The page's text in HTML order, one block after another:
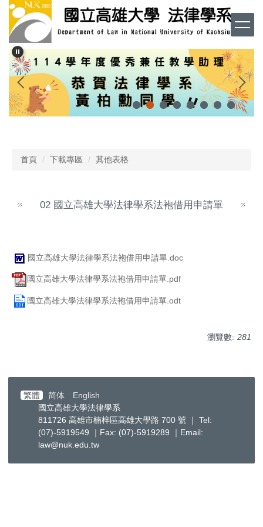
跳
主
要
內
容
首頁 下載專區 其他表格
02 國立高雄大學法律學系法袍借用申請單
國立高雄大學法律學系法袍借用申請單.doc
國立高雄大學法律學系法袍借用申請單.pdf
國立高雄大學法律學系法袍借用申請單.odt
瀏覽數: 281
繁體 简体
English
國立高雄大學法律學系
811726 高雄市楠梓區高雄大學路 700 號 ｜ Tel:
(07)-5919549 ｜Fax: (07)-5919289 ｜Email:
law@nuk.edu.tw